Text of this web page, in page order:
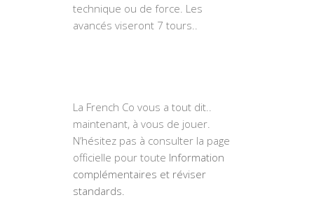
technique ou de force. Les
avancés viseront 7 tours..
La French Co vous a tout dit..
maintenant, à vous de jouer.
N’hésitez pas à consulter la page
officielle pour toute Information
complémentaires et réviser
standards.